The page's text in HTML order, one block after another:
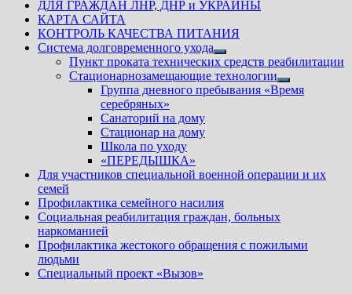
ДЛЯ ГРАЖДАН ЛНР, ДНР и УКРАИНЫ
КАРТА САЙТА
КОНТРОЛЬ КАЧЕСТВА ПИТАНИЯ
Система долговременного ухода
Показать
подменю
Пункт проката технических средств реабилитации
Стационарнозамещающие технологии
Показать
подменю
Группа дневного пребывания «Время
серебряных»
Санаторий на дому
Стационар на дому
Школа по уходу
«ПЕРЕДЫШКА»
Для участников специальной военной операции и их
семей
Профилактика семейного насилия
Социальная реабилитация граждан, больных
наркоманией
Профилактика жестокого обращения с пожилыми
людьми
Специальный проект «Вызов»